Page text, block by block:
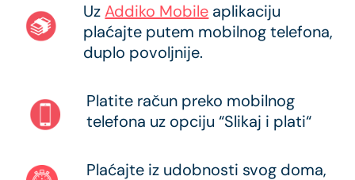
UzAddiko Mobile aplikaciju
plaćajte putem mobilnog telefona,
duplo povoljnije.
Platite račun preko mobilnog
telefona uz opciju “Slikaj i plati“
Plaćajte iz udobnosti svog doma,